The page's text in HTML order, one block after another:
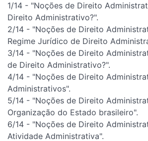
1/14 - "Noções de Direito
Direito Administrativo?".
2/14 - "Noções de Direito
Regime Jurídico de Direito
3/14 - "Noções de Direito
de Direito Administrativo?".
4/14 - "Noções de Direito
Administrativos".
5/14 - "Noções de Direito
Organização do Estado brasileiro".
6/14 - "Noções de Direito
Atividade Administrativa".